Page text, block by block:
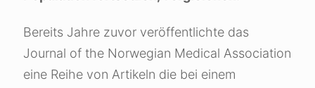
Bereits Jahre zuvor veröffentlichte das
Journal of the Norwegian Medical Association
eine Reihe von Artikeln die bei einem